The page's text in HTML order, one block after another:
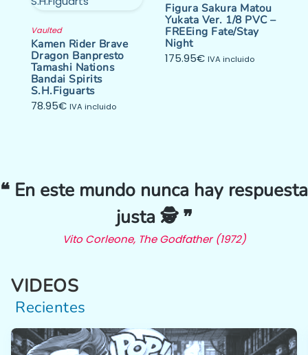
Vaulted
Kamen Rider Brave
Dragon Banpresto
Tamashi Nations
Bandai Spirits
S.H.Figuarts
78.95€ IVA incluido
Figura Sakura Matou
Yukata Ver. 1/8 PVC –
FREEing Fate/Stay
Night
175.95€ IVA incluido
❝ En este mundo nunca hay respuesta
justa 🕵️ ❞
Vito Corleone, The Godfather (1972)
VIDEOS
Recientes